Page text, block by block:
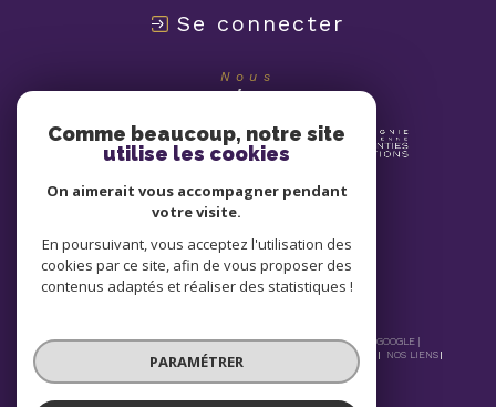
Se connecter
Nous
© 2026 | TOUS DROITS RÉSERVÉS | TRADUCTION POWERED BY GOOGLE |
PLAN DU SITE ADMIN
NOS LIENS
POLITIQUE RGPD
Comme beaucoup, notre site
utilise les cookies
On aimerait vous accompagner pendant
votre visite.
En poursuivant, vous acceptez l'utilisation des
cookies par ce site, afin de vous proposer des
contenus adaptés et réaliser des statistiques !
PARAMÉTRER